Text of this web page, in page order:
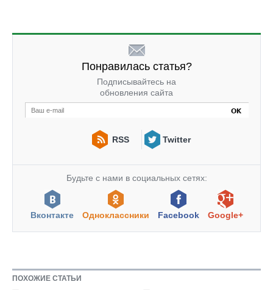
Понравилась статья?
Подписывайтесь на
обновления сайта
RSS Twitter
Будьте с нами в социальных сетях:
Вконтакте Одноклассники Facebook Google+
ПОХОЖИЕ СТАТЬИ